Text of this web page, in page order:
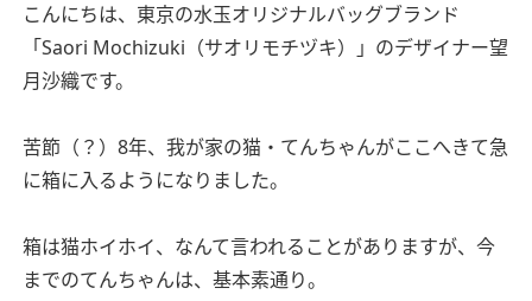
こんにちは、東京の水玉オリジナルバッグブランド
「Saori Mochizuki（サオリモチヅキ）」のデザイナー望
月沙織です。
苦節（？）8年、我が家の猫・てんちゃんがここへきて急
に箱に入るようになりました。
箱は猫ホイホイ、なんて言われることがありますが、今
までのてんちゃんは、基本素通り。